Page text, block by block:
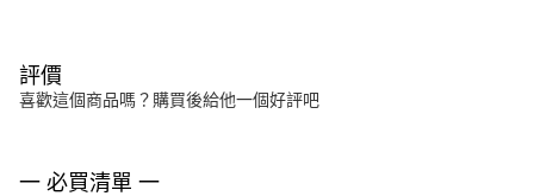
評價
喜歡這個商品嗎？購買後給他一個好評吧
一 必買清單 一